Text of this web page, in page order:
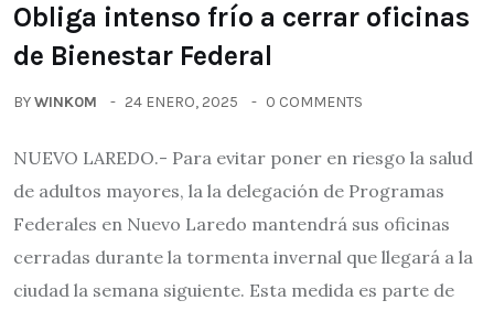
Obliga intenso frío a cerrar oficinas
de Bienestar Federal
BYWINK0M 24 ENERO, 2025 0 COMMENTS
NUEVO LAREDO.- Para evitar poner en riesgo la salud
de adultos mayores, la la delegación de Programas
Federales en Nuevo Laredo mantendrá sus oficinas
cerradas durante la tormenta invernal que llegará a la
ciudad la semana siguiente. Esta medida es parte de